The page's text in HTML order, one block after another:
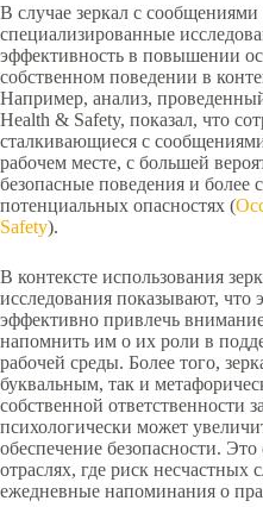
В случае зеркал с сообщениями
специализированные
эффективность в повышении
собственном поведении в
Например, анализ,
Health & Safety, показал, что
сталкивающиеся с
рабочем месте, с большей
безопасные поведения и более
потенциальных опасностях (
Safety).
В контексте использования
исследования показывают, что
эффективно привлечь
напомнить им о их роли в
рабочей среды. Более того,
буквальным, так и
собственной ответственности
психологически может
обеспечение безопасности.
отраслях, где риск несчастных
ежедневные напоминания о